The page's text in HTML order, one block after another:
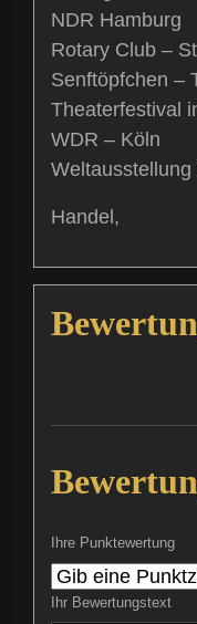
NDR Hamburg
Rotary Club –
Senftöpfchen –
Theaterfestival
WDR – Köln
Handel,
Ihre Punktewertung
Ihr Bewertungstext